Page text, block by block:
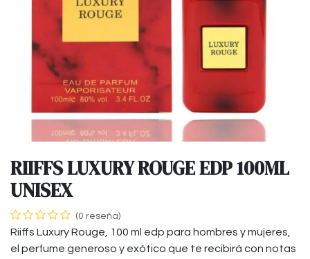
RIIFFS LUXURY ROUGE EDP 100ML
UNISEX
(0 reseña)
Riiffs Luxury Rouge, 100 ml edp para hombres y mujeres,
el perfume generoso y exótico que te recibirá con notas